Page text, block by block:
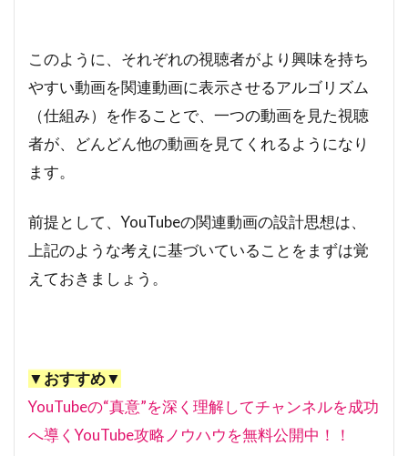
このように、それぞれの視聴者がより興味を持ち
やすい動画を関連動画に表示させるアルゴリズム
（仕組み）を作ることで、一つの動画を見た視聴
者が、どんどん他の動画を見てくれるようになり
ます。
前提として、YouTubeの関連動画の設計思想は、
上記のような考えに基づいていることをまずは覚
えておきましょう。
▼おすすめ▼
YouTubeの“真意”を深く理解してチャンネルを成功
へ導くYouTube攻略ノウハウを無料公開中！！